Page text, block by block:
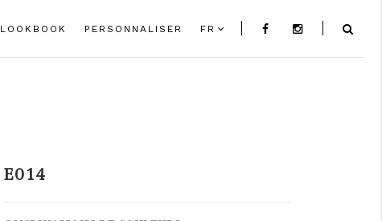
LOOKBOOK PERSONNALISER FR
E014